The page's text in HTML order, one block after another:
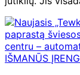
IŠMANŪS